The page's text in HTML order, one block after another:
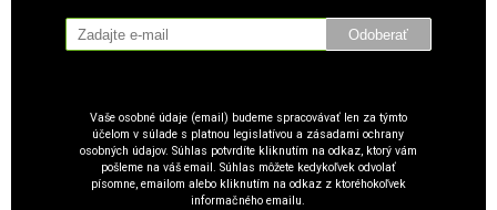
Odoberať
Vaše osobné údaje (email) budeme spracovávať len za týmto
účelom v súlade s platnou legislatívou a zásadami ochrany
osobných údajov. Súhlas potvrdíte kliknutím na odkaz, ktorý vám
pošleme na váš email. Súhlas môžete kedykoľvek odvolať
písomne, emailom alebo kliknutím na odkaz z ktoréhokoľvek
informačného emailu.